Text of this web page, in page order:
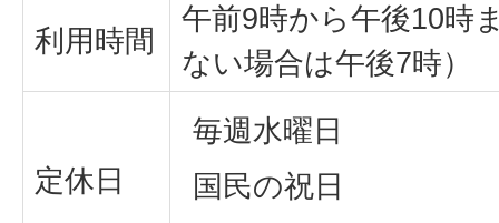
利用時間
午前9時から午後10時
ない場合は午後7時）
定休日
毎週水曜日
国民の祝日